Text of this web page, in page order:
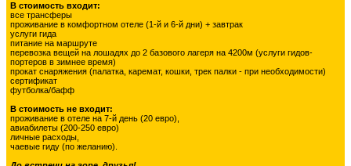
В стоимость входит:
все трансферы
проживание в комфортном отеле (1-й и 6-й дни) + завтрак
услуги гида
питание на маршруте
перевозка вещей на лошадях до 2 базового лагеря на 4200м (услуги гидов-
портеров в зимнее время)
прокат снаряжения (палатка, каремат, кошки, трек палки - при необходимости)
сертификат
футболка/бафф
В стоимость не входит:
проживание в отеле на 7-й день (20 евро),
авиабилеты (200-250 евро)
личные расходы,
чаевые гиду (по желанию).